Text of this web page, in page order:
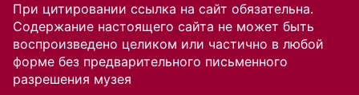
При цитировании ссылка на сайт обязательна.
Содержание настоящего сайта не может быть
воспроизведено целиком или частично в любой
форме без предварительного письменного
разрешения музея